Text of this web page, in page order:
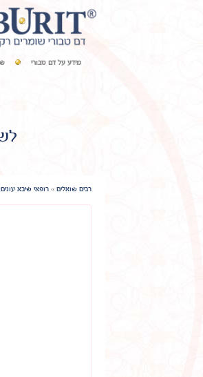
מידע על דם טבורי
רבים שואלים » רופאי שיבא